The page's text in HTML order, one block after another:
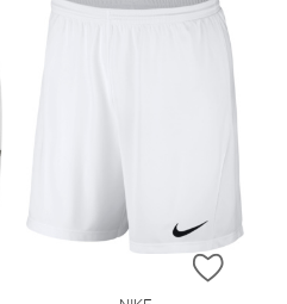
WUNSCHLISTE HINZUFÜGEN
ZUR